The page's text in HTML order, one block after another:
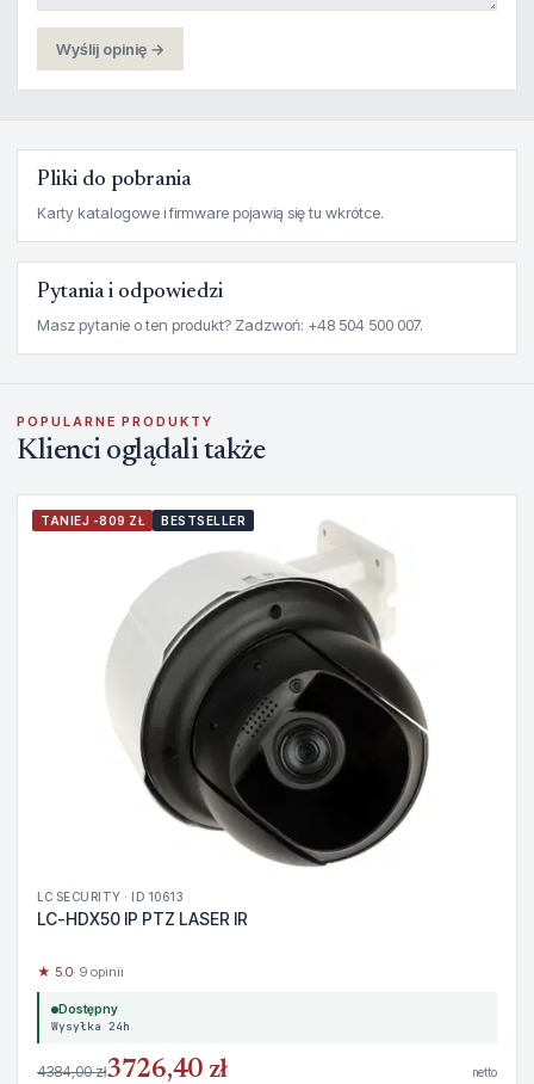
Wyślij opinię →
Pliki do pobrania
Karty katalogowe i firmware pojawią się tu wkrótce.
Pytania i odpowiedzi
Masz pytanie o ten produkt? Zadzwoń: +48 504 500 007.
POPULARNE PRODUKTY
Klienci oglądali także
TANIEJ -809 ZŁ BESTSELLER
LC SECURITY · ID 10613
LC-HDX50 IP PTZ LASER IR
★ 5.0· 9 opinii
Dostępny
Wysyłka 24h
4384,00 zł3726,40 zł netto